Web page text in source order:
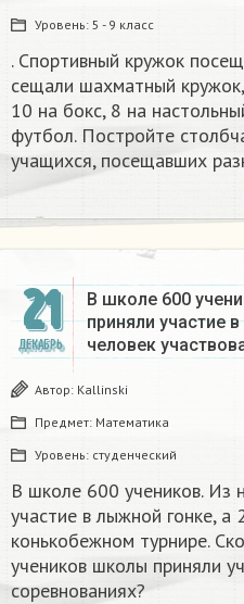
Уровень: 5 - 9 класс
. Спортивный кружок
сещали шахматный
10 на бокс, 8 на
футбол. Постройте
учащихся, посещавших
21
ДЕКАБРЬ
В школе 600
приняли участие
человек
Автор: Kallinski
Предмет: Математика
Уровень: студенческий
В школе 600 учеников. Из
участие в лыжной гонке, а
конькобежном турнире.
учеников школы приняли
соревнованиях?​